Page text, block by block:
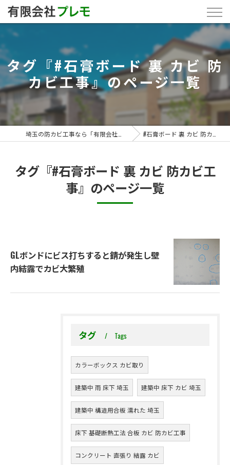
タグ『#石膏ボード 裏 カビ 防
カビ工事』のページ一覧
#石膏ボード 裏 カビ 防カビ工事
タグ『#石膏ボード 裏 カビ 防カビ工
事』のページ一覧
GLボンドにビス打ちすると錆が発生し壁
内結露でカビ大繁殖
タグ Tags
カラーボックス カビ取り
建築中 雨 床下 埼玉 建築中 床下 カビ 埼玉
建築中 構造用合板 濡れた 埼玉
床下 基礎断熱工法 合板 カビ 防カビ工事
コンクリート 直張り 結露 カビ